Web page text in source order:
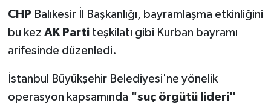
CHP Balıkesir İl Başkanlığı, bayramlaşma etkinliğini
bu kez AK Parti teşkilatı gibi Kurban bayramı
arifesinde düzenledi.
İstanbul Büyükşehir Belediyesi'ne yönelik
operasyon kapsamında "suç örgütü lideri"